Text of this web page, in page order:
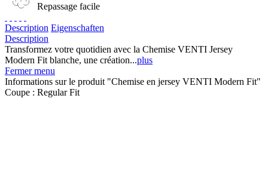
Repassage facile
Description Eigenschaften
Description
Transformez votre quotidien avec la Chemise VENTI Jersey
Modern Fit blanche, une création...plus
Fermer menu
Informations sur le produit "Chemise en jersey VENTI Modern Fit"
Coupe : Regular Fit